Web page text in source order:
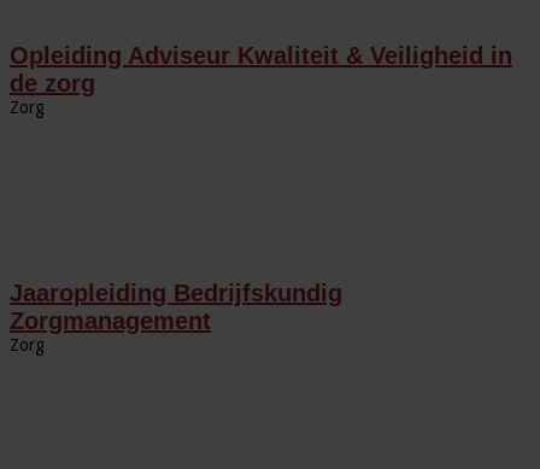
Opleiding Adviseur Kwaliteit & Veiligheid in
de zorg
Zorg
Jaaropleiding Bedrijfskundig
Zorgmanagement
Zorg